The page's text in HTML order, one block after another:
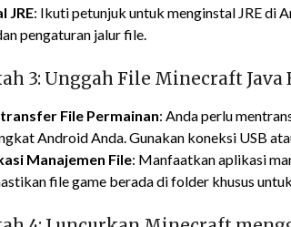
JRE: Ikuti petunjuk untuk menginstal JRE di
pengaturan jalur file.
3: Unggah File Minecraft Java
File Permainan: Anda perlu
Android Anda. Gunakan koneksi USB
Manajemen File: Manfaatkan aplikasi
file game berada di folder khusus